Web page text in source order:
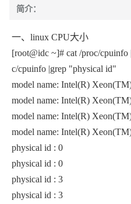
简介：
一、linux CPU大小
[root@idc ~]# cat /proc/
c/cpuinfo |grep "physical id"
model name: Intel(R)
model name: Intel(R)
model name: Intel(R)
model name: Intel(R)
physical id : 0
physical id : 0
physical id : 3
physical id : 3